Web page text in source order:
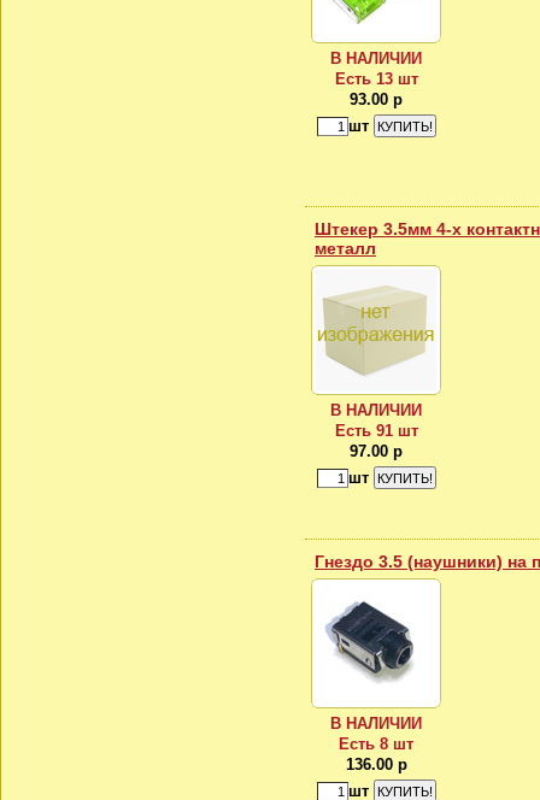
В НАЛИЧИИ
Есть 13 шт
93.00 р
шт
Штекер 3.5мм 4-x
металл
В НАЛИЧИИ
Есть 91 шт
97.00 р
шт
Гнездо 3.5 (наушники) на
В НАЛИЧИИ
Есть 8 шт
136.00 р
шт